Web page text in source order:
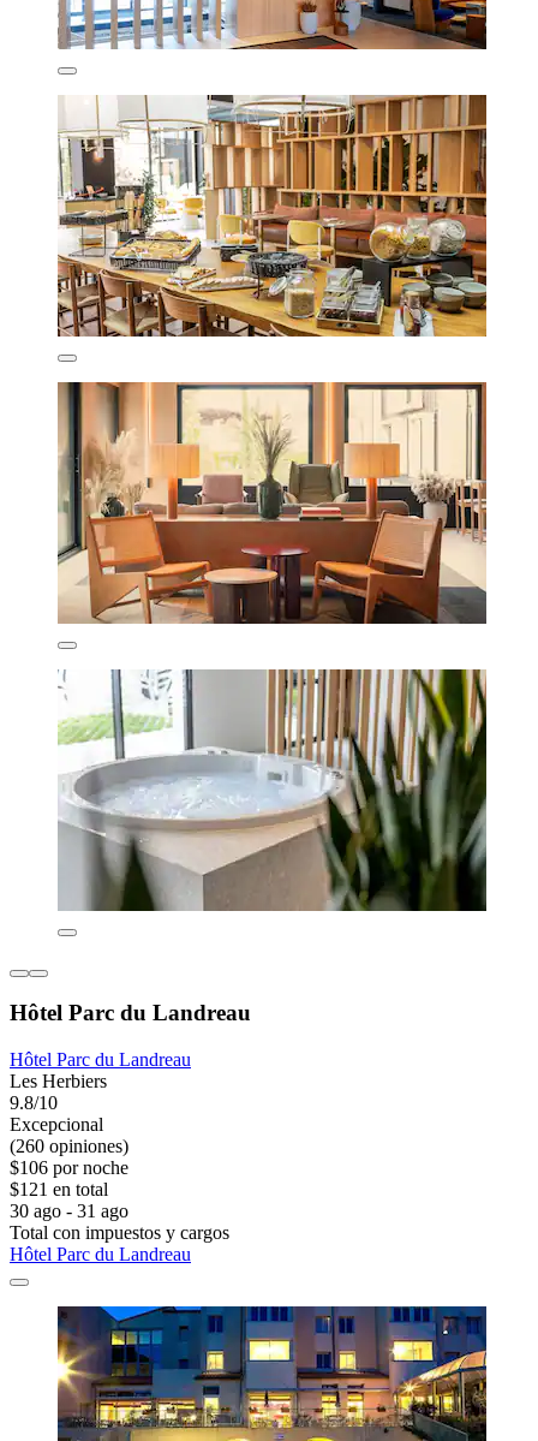
Hôtel Parc du Landreau
Hôtel Parc du Landreau
Les Herbiers
9.8/10
Excepcional
(260 opiniones)
$106 por noche
$121 en total
30 ago - 31 ago
Total con impuestos y cargos
Hôtel Parc du Landreau